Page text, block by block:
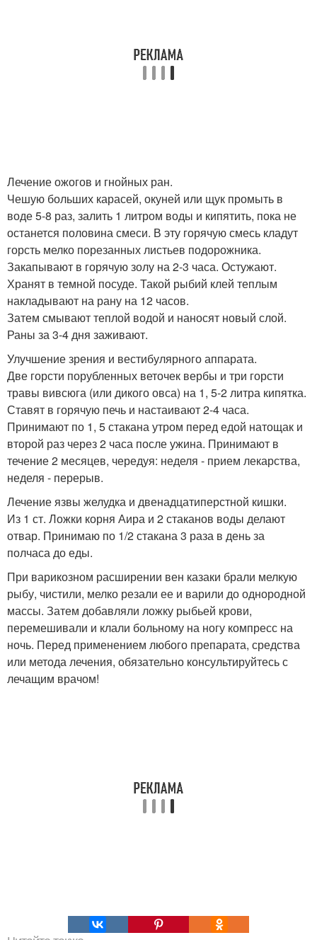
Лечение ожогов и гнойных ран.
Чешую больших карасей, окуней или щук промыть в
воде 5-8 раз, залить 1 литром воды и кипятить, пока не
останется половина смеси. В эту горячую смесь кладут
горсть мелко порезанных листьев подорожника.
Закапывают в горячую золу на 2-3 часа. Остужают.
Хранят в темной посуде. Такой рыбий клей теплым
накладывают на рану на 12 часов.
Затем смывают теплой водой и наносят новый слой.
Раны за 3-4 дня заживают.
Улучшение зрения и вестибулярного аппарата.
Две горсти порубленных веточек вербы и три горсти
травы вивсюга (или дикого овса) на 1, 5-2 литра кипятка.
Ставят в горячую печь и настаивают 2-4 часа.
Принимают по 1, 5 стакана утром перед едой натощак и
второй раз через 2 часа после ужина. Принимают в
течение 2 месяцев, чередуя: неделя - прием лекарства,
неделя - перерыв.
Лечение язвы желудка и двенадцатиперстной кишки.
Из 1 ст. Ложки корня Аира и 2 стаканов воды делают
отвар. Принимаю по 1/2 стакана 3 раза в день за
полчаса до еды.
При варикозном расширении вен казаки брали мелкую
рыбу, чистили, мелко резали ее и варили до однородной
массы. Затем добавляли ложку рыбьей крови,
перемешивали и клали больному на ногу компресс на
ночь. Перед применением любого препарата, средства
или метода лечения, обязательно консультируйтесь с
лечащим врачом!